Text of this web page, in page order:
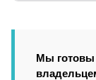
Мы готовы